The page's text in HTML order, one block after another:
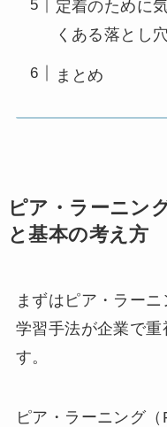
定着のために
くある落とし穴
まとめ
ピア・ラーニン
と基本の考え方
まずはピア・ラー
学習手法が企業で重
す。
ピア・ラーニング